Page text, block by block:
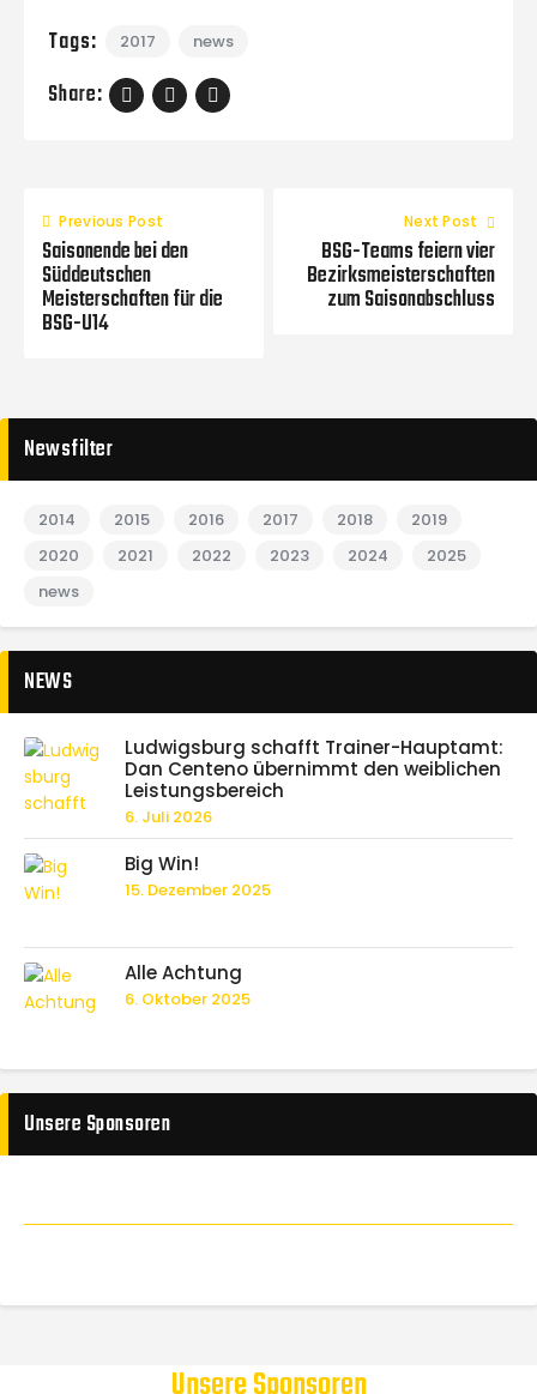
Tags: 2017 news
Share:
Previous Post
Saisonende bei den
Süddeutschen
Meisterschaften für die
BSG-U14
Next Post
BSG-Teams feiern vier
Bezirksmeisterschaften
zum Saisonabschluss
Newsfilter
2014 2015 2016 2017 2018
2019
2020
2021 2022 2023 2024
2025
news
NEWS
Ludwigsburg schafft Trainer-Hauptamt:
Dan Centeno übernimmt den weiblichen
Leistungsbereich
6. Juli 2026
Big Win!
15. Dezember 2025
Alle Achtung
6. Oktober 2025
Unsere Sponsoren